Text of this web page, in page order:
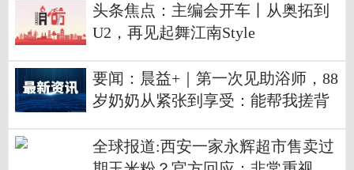
头条焦点：主编会开车丨从奥拓到
U2，再见起舞江南Style
要闻：晨益+｜第一次见助浴师，88
岁奶奶从紧张到享受：能帮我搓背
全球报道:西安一家永辉超市售卖过